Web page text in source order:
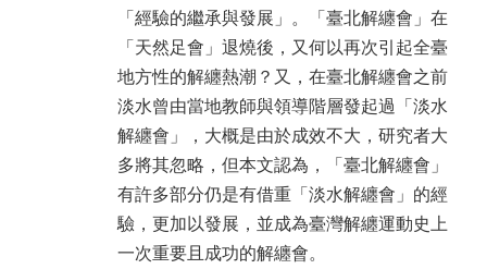
「經驗的繼承與發展」。「臺北解纏會」在
「天然足會」退燒後，又何以再次引起全臺
地方性的解纏熱潮？又，在臺北解纏會之前
淡水曾由當地教師與領導階層發起過「淡水
解纏會」，大概是由於成效不大，研究者大
多將其忽略，但本文認為，「臺北解纏會」
有許多部分仍是有借重「淡水解纏會」的經
驗，更加以發展，並成為臺灣解纏運動史上
一次重要且成功的解纏會。